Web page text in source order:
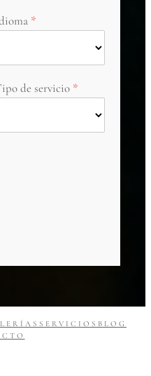
de servicio
SERVICIOS BLOG